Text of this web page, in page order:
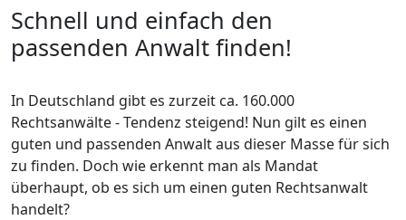
Schnell und einfach den
passenden Anwalt finden!
In Deutschland gibt es zurzeit ca. 160.000
Rechtsanwälte - Tendenz steigend! Nun gilt es einen
guten und passenden Anwalt aus dieser Masse für sich
zu finden. Doch wie erkennt man als Mandat
überhaupt, ob es sich um einen guten Rechtsanwalt
handelt?